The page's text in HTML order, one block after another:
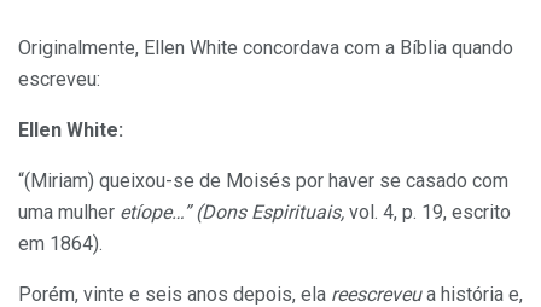
Originalmente, Ellen White concordava com a Bíblia quando
escreveu:
Ellen White:
“(Miriam) queixou-se de Moisés por haver se casado com
uma mulher etíope…” (Dons Espirituais, vol. 4, p. 19, escrito
em 1864).
Porém, vinte e seis anos depois, ela reescreveua história e,